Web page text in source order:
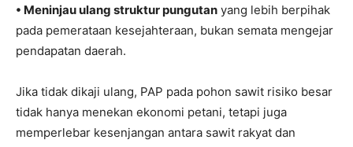
• Meninjau ulang struktur pungutan yang lebih berpihak
pada pemerataan kesejahteraan, bukan semata mengejar
pendapatan daerah.
Jika tidak dikaji ulang, PAP pada pohon sawit risiko besar
tidak hanya menekan ekonomi petani, tetapi juga
memperlebar kesenjangan antara sawit rakyat dan